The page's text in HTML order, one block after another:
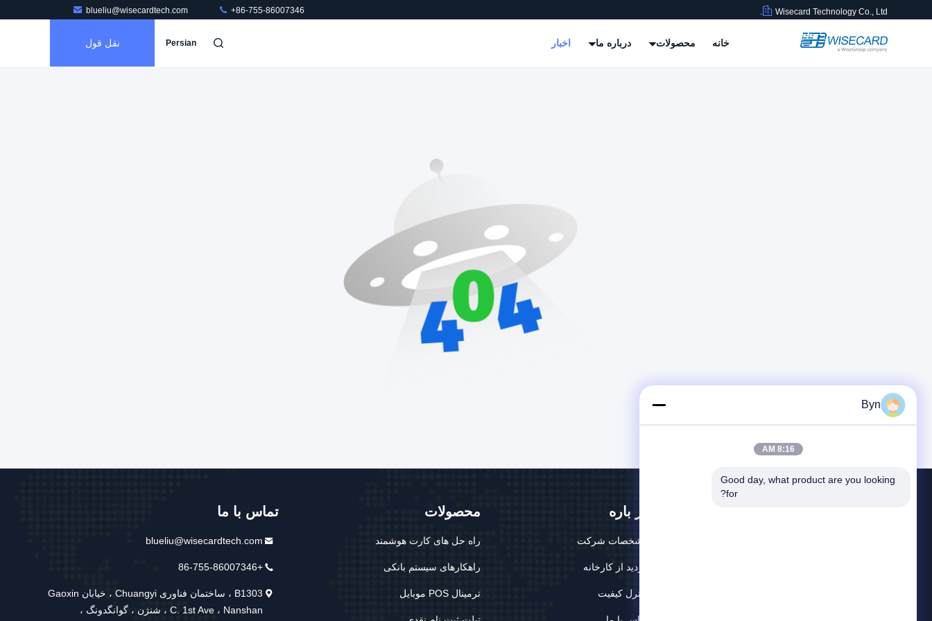
Wisecard Technology Co., Ltd.
blueliu@wisecardtech.com +86-755-86007346
خانه محصولات درباره ما اخبار Persian نقل قول
در باره
مشخصات شرکت
بازدید از کارخانه
کنترل کیفیت
محصولات
راه حل های کارت هوشمند
راهکارهای سیستم بانکی
ترمینال POS موبایل
تماس با ما
blueliu@wisecardtech.com
+86-755-86007346
B1303 ، ساختمان فناوری Chuangyi ، خیابان Gaoxin
C. 1st Ave ، Nanshan ، شنژن ، گوانگدونگ ،
Byn
8:16 AM
Good day, what product are you looking
for?